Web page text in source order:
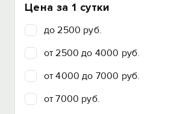
Цена за 1 сутки
до 2500 руб.
от 2500 до 4000 руб.
от 4000 до 7000 руб.
от 7000 руб.